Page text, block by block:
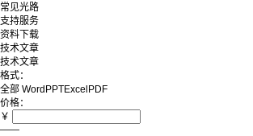
常见光路
支持服务
资料下载
技术文章
技术文章
格式：
全部 WordPPTExcelPDF
价格：
￥
——